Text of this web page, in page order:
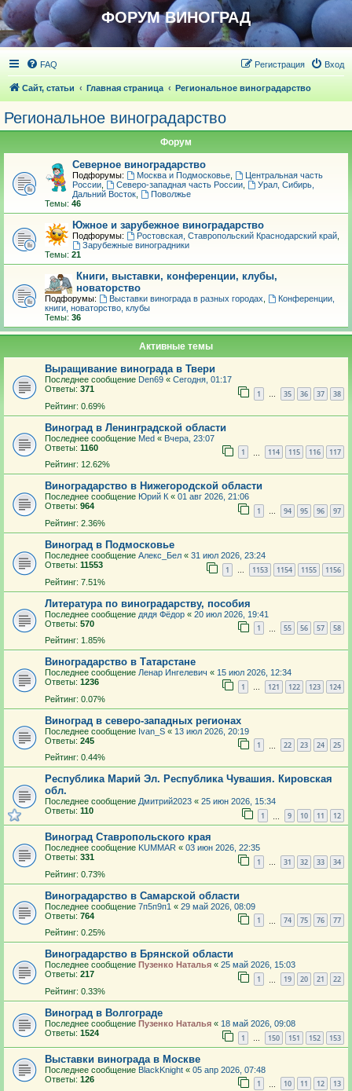
ФОРУМ ВИНОГРАД
FAQ Вход
Регистрация
Сайт, статьи Главная страница Региональное виноградарство
Региональное виноградарство
Форум
Северное виноградарство
Подфорумы: Москва и Подмосковье,
Центральная часть
России
Северо-западная часть России,
Урал, Сибирь,
Дальний Восток
Поволжье
Темы: 46
Южное и зарубежное виноградарство
Подфорумы: Ростовская, Ставропольский Краснодарский край,
Зарубежные виноградники
Темы: 21
Книги, выставки, конференции, клубы,
новаторство
Подфорумы: Выставки винограда в разных городах
Конференции,
книги, новаторство, клубы
Темы: 36
Активные темы
Выращивание винограда в Твери
Последнее сообщение Den69 « Сегодня, 01:17
Ответы: 371 1 … 35 36 37 38
Рейтинг: 0.69%
Виноград в Ленинградской области
Последнее сообщение Med « Вчера, 23:07
Ответы: 1160 1 114 115 116 117
Рейтинг: 12.62%
Виноградарство в Нижегородской области
Последнее сообщение Юрий К « 01 авг 2026, 21:06
Ответы: 964 1 … 94 95 96 97
Рейтинг: 2.36%
Виноград в Подмосковье
Последнее сообщение Алекс_Бел « 31 июл 2026, 23:24
Ответы: 11553 1 … 1153 1154 1155 1156
Рейтинг: 7.51%
Литература по виноградарству, пособия
Последнее сообщение дядя Фёдор « 20 июл 2026, 19:41
Ответы: 570 1 55 56 57 58
Рейтинг: 1.85%
Виноградарство в Татарстане
Последнее сообщение Ленар Ингелевич « 15 июл 2026, 12:34
Ответы: 1236 1 … 121 122 123 124
Рейтинг: 0.07%
Виноград в северо-западных регионах
Последнее сообщение Ivan_S « 13 июл 2026, 20:19
Ответы: 245 1 22 23 24 25
Рейтинг: 0.44%
Республика Марий Эл. Республика Чувашия. Кировская
обл.
Последнее сообщение Дмитрий2023 « 25 июн 2026, 15:34
Ответы: 110 1 9 10 11 12
Виноград Ставропольского края
Последнее сообщение KUMMAR « 03 июн 2026, 22:35
Ответы: 331 1 … 31 32 33 34
Рейтинг: 0.73%
Виноградарство в Самарской области
Последнее сообщение 7п5п9п1 « 29 май 2026, 08:09
Ответы: 764 1 74 75 76 77
Рейтинг: 0.25%
Виноградарство в Брянской области
Последнее сообщение Пузенко Наталья « 25 май 2026, 15:03
Ответы: 217 1 19 20 21 22
Рейтинг: 0.33%
Виноград в Волгограде
Последнее сообщение Пузенко Наталья « 18 май 2026, 09:08
Ответы: 1524 1 … 150 151 152 153
Выставки винограда в Москве
Последнее сообщение BlackKnight « 05 апр 2026, 07:48
Ответы: 126 1 10 11 12 13